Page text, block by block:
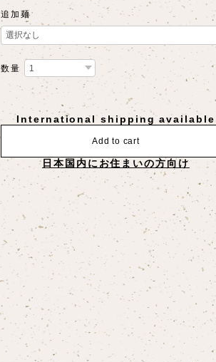
追加麺
数量
International shipping available
Add to cart
日本国内にお住まいの方向け